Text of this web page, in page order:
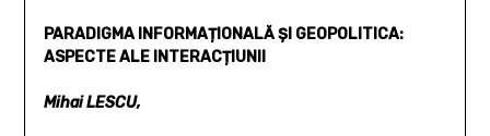
PARADIGMA INFORMAȚIONALĂ ȘI GEOPOLITICA:
ASPECTE ALE INTERACȚIUNII
Mihai LESCU,